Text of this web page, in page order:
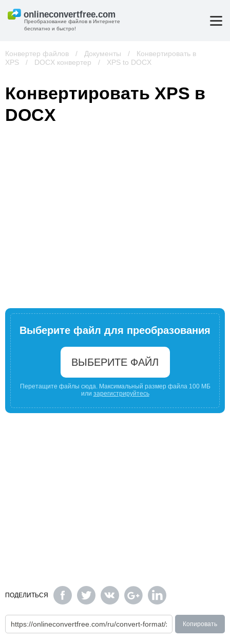
Преобразование файлов в Интернете
бесплатно и быстро!
Конвертер файлов / Документы /
Конвертировать в
XPS
/ DOCX конвертер / XPS to DOCX
Конвертировать XPS в
DOCX
Выберите файл для преобразования
ВЫБЕРИТЕ ФАЙЛ
Перетащите файлы сюда. Максимальный размер файла 100 МБ
или зарегистрируйтесь
ПОДЕЛИТЬСЯ
Копировать